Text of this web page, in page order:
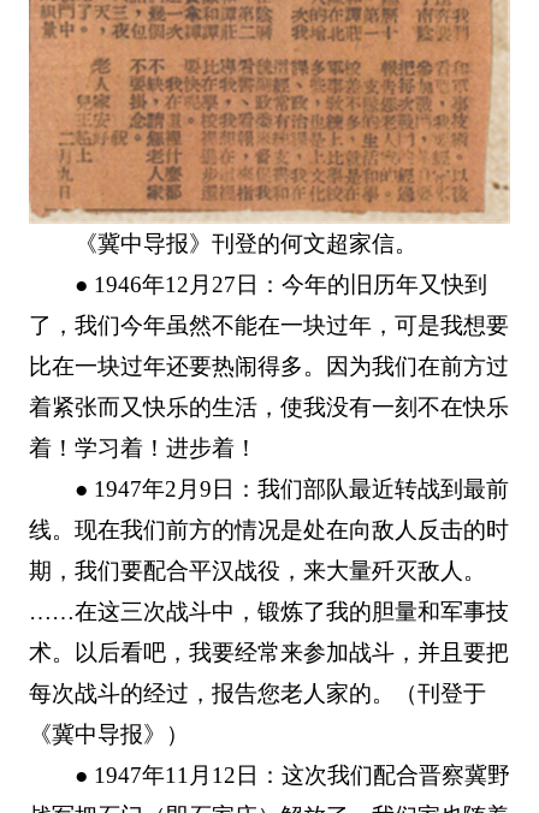
《冀中导报》刊登的何文超家信。
● 1946年12月27日：今年的旧历年又快到
了，我们今年虽然不能在一块过年，可是我想要
比在一块过年还要热闹得多。因为我们在前方过
着紧张而又快乐的生活，使我没有一刻不在快乐
着！学习着！进步着！
● 1947年2月9日：我们部队最近转战到最前
线。现在我们前方的情况是处在向敌人反击的时
期，我们要配合平汉战役，来大量歼灭敌人。
……在这三次战斗中，锻炼了我的胆量和军事技
术。以后看吧，我要经常来参加战斗，并且要把
每次战斗的经过，报告您老人家的。（刊登于
《冀中导报》）
● 1947年11月12日：这次我们配合晋察冀野